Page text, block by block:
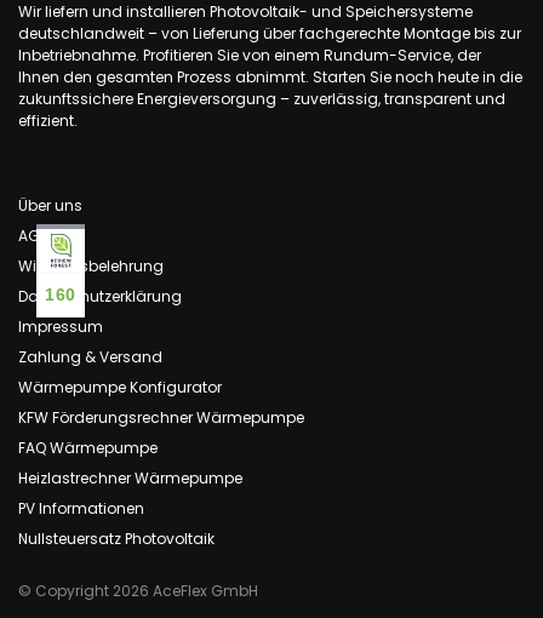
Wir liefern und installieren Photovoltaik- und Speichersysteme
deutschlandweit – von Lieferung über fachgerechte Montage bis zur
Inbetriebnahme. Profitieren Sie von einem Rundum-Service, der
Ihnen den gesamten Prozess abnimmt. Starten Sie noch heute in die
zukunftssichere Energieversorgung – zuverlässig, transparent und
effizient.
Über uns
AGB
Widerrufsbelehrung
Datenschutzerklärung
Impressum
Zahlung & Versand
Wärmepumpe Konfigurator
KFW Förderungsrechner Wärmepumpe
FAQ Wärmepumpe
Heizlastrechner Wärmepumpe
PV Informationen
Nullsteuersatz Photovoltaik
© Copyright 2026 AceFlex GmbH
160